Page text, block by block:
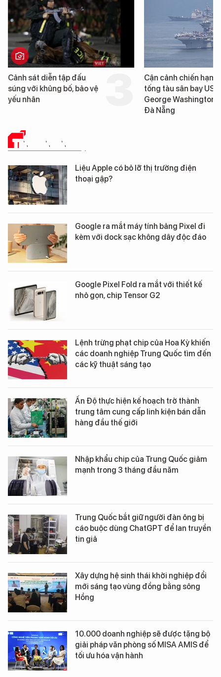
Cảnh sát diễn tập đấu
súng với khủng bố, bảo vệ
yếu nhân
Cận cảnh chiến hạm
tống tàu sân bay USS
George Washington
Đà Nẵng
TIN CÔNG NGHỆ
Liệu Apple có bỏ lỡ thị trường điện
thoại gập?
Google ra mắt máy tính bảng Pixel đi
kèm với dock sạc không dây độc đáo
Google Pixel Fold ra mắt với thiết kế
nhỏ gọn, chip Tensor G2
Lệnh trừng phạt chip của Hoa Kỳ khiến
các doanh nghiệp Trung Quốc tìm đến
các kỹ thuật sáng tạo
Ấn Độ thực hiện kế hoạch trở thành
trung tâm cung cấp linh kiện bán dẫn
hàng đầu thế giới
Nhập khẩu chip của Trung Quốc giảm
mạnh trong 3 tháng đầu năm
Trung Quốc bắt giữ người đàn ông bị
cáo buộc dùng ChatGPT để lan truyền
tin giả
Xây dựng hệ sinh thái khởi nghiệp đổi
mới sáng tạo vùng đồng bằng sông
Hồng
10.000 doanh nghiệp sẽ được tặng bộ
giải pháp văn phòng số MISA AMIS để
tối ưu hóa vận hành